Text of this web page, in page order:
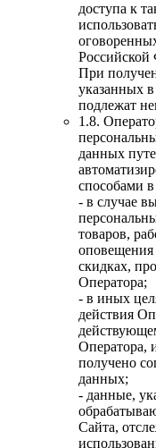
доступа к
При
указанных
подлежат
1.8.
данных
способами в
- в случае
товаров,
скидках,
Оператора;
- в иных
действия
Оператора,
получено
данных;
- данные,
Сайта,